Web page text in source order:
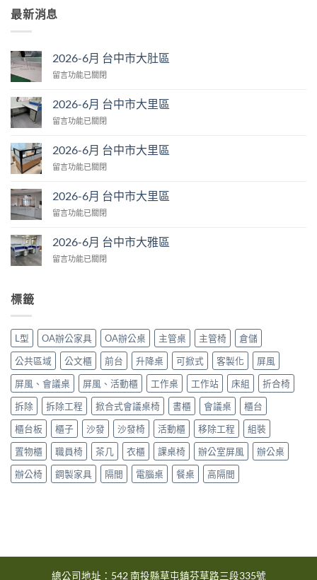
最新消息
2026-6月 台中市大肚區
在
月
台
市
肚
中
留言功能已關閉
2026-6月 台中市大里區
在
月
台
市
里
中
留言功能已關閉
2026-6月 台中市大里區
在
月
台
市
里
留言功能已關閉
2026-6月 台中市大里區
在
月
台
中
留言功能已關閉
2026-6月 台中市大雅區
在
市
大
雅
區〉
中
留言功能已關閉
標籤
L型 OA辦公家具 OA辦公桌 主管桌 主管椅
倉儲
公共區域
公文櫃 前台 升降桌 可掀式 客製化
屏風
屏風、會議桌
屏風、活動櫃 工作桌 工作站 床組
折合椅
拆除
拆除工程 掀合式會議桌椅 書櫃 會議桌
櫃台
櫃台板
櫃子 沙發 沙發椅 活動櫃 移除工程
組裝
置物櫃
職員椅 茶几 衣櫃 課桌椅 辦公室屏風
辦公桌
辦公椅
鋼製家具 隔間 電腦桌 餐桌 高隔間
總公司地址：542 南投縣草屯鎮芬草路三段335號